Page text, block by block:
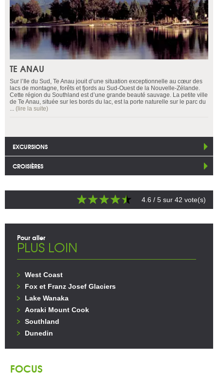
TE ANAU
Sur l’Ile du Sud, Te Anau jouit d’une situation exceptionnelle au cœur des
lacs de montagne, forêts et fjords au Sud-Ouest de la Nouvelle-Zélande.
Cette région du Southland est d’une grande beauté sauvage. La petite ville
de Te Anau, située sur les bords du lac, est la porte naturelle sur le parc du
... (lire la suite)
EXCURSIONS
CROISIÈRES
4.6 / 5 sur 42 vote(s)
Pour aller
PLUS LOIN
West Coast
Fox et Franz Josef Glaciers
Lake Wanaka
Aoraki Mount Cook
Southland
Dunedin
FOCUS